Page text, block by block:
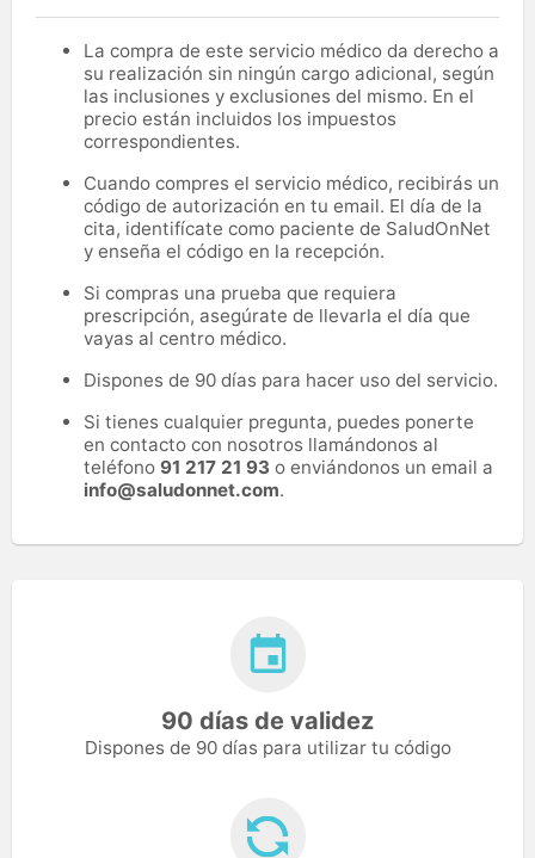
La compra de este servicio médico da derecho a
su realización sin ningún cargo adicional, según
las inclusiones y exclusiones del mismo. En el
precio están incluidos los impuestos
correspondientes.
Cuando compres el servicio médico, recibirás un
código de autorización en tu email. El día de la
cita, identifícate como paciente de SaludOnNet
y enseña el código en la recepción.
Si compras una prueba que requiera
prescripción, asegúrate de llevarla el día que
vayas al centro médico.
Dispones de 90 días para hacer uso del servicio.
Si tienes cualquier pregunta, puedes ponerte
en contacto con nosotros llamándonos al
teléfono 91 217 21 93 o enviándonos un email a
info@saludonnet.com.
90 días de validez
Dispones de 90 días para utilizar tu código